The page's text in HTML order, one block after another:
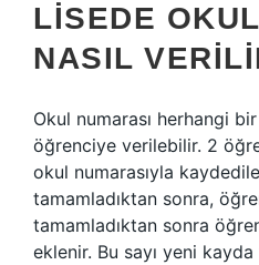
LISEDE
NASIL
Okul numarası herhangi
öğrenciye verilebilir. 2
okul numarasıyla
tamamladıktan sonra,
tamamladıktan sonra
eklenir. Bu sayı yeni